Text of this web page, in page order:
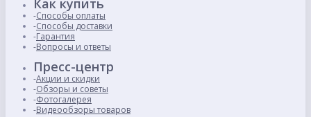
Как купить
Способы оплаты
Способы доставки
Гарантия
Вопросы и ответы
Пресс-центр
Акции и скидки
Обзоры и советы
Фотогалерея
Видеообзоры товаров